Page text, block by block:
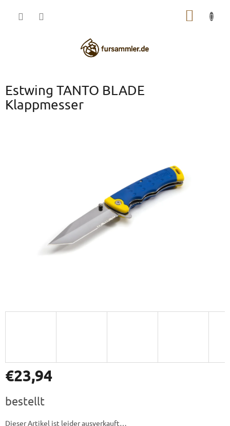
Estwing TANTO BLADE
Klappmesser
€23,94
bestellt
Dieser Artikel ist leider ausverkauft…